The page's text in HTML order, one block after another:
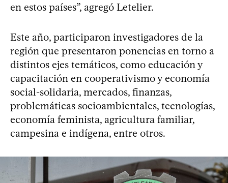
en estos países”, agregó Letelier.
Este año, participaron investigadores de la
región que presentaron ponencias en torno a
distintos ejes temáticos, como educación y
capacitación en cooperativismo y economía
social-solidaria, mercados, finanzas,
problemáticas socioambientales, tecnologías,
economía feminista, agricultura familiar,
campesina e indígena, entre otros.